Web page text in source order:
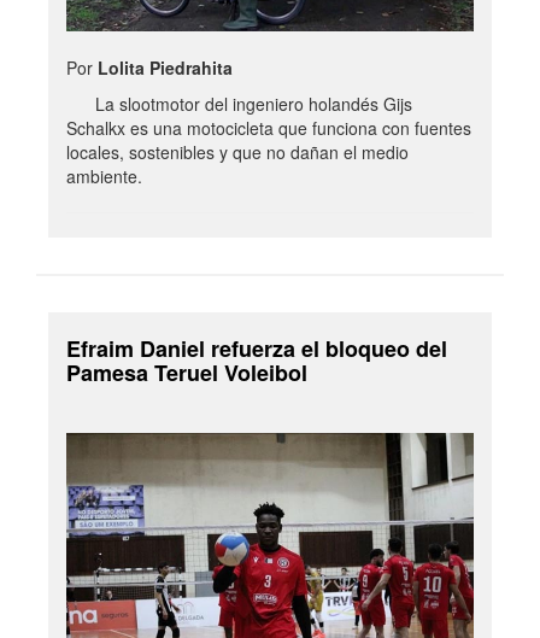
Por Lolita Piedrahita
La slootmotor del ingeniero holandés Gijs
Schalkx es una motocicleta que funciona con fuentes
locales, sostenibles y que no dañan el medio
ambiente.
Efraim Daniel refuerza el bloqueo del
Pamesa Teruel Voleibol